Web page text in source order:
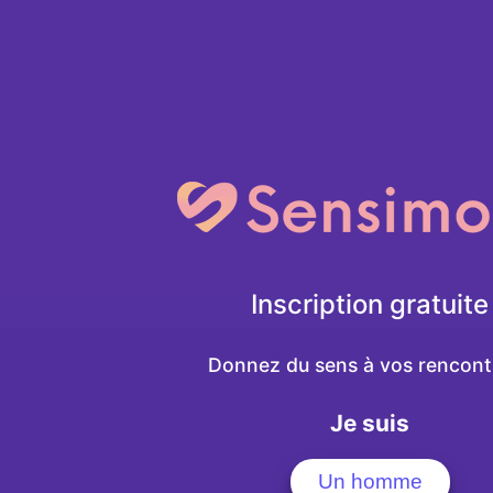
Inscription gratuite
Donnez du sens à vos
Je suis
Un homme